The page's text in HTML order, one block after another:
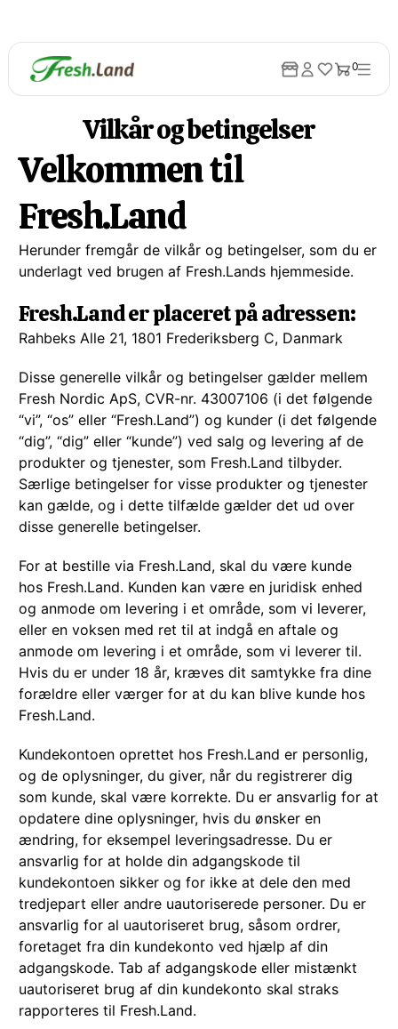
0
Vilkår og betingelser
Velkommen til
Fresh.Land
Herunder fremgår de vilkår og betingelser, som du er
underlagt ved brugen af Fresh.Lands hjemmeside.
Fresh.Land er placeret på adressen:
Rahbeks Alle 21, 1801 Frederiksberg C, Danmark
Disse generelle vilkår og betingelser gælder mellem
Fresh Nordic ApS, CVR-nr. 43007106 (i det følgende
“vi”, “os” eller “Fresh.Land”) og kunder (i det følgende
“dig”, “dig” eller “kunde”) ved salg og levering af de
produkter og tjenester, som Fresh.Land tilbyder.
Særlige betingelser for visse produkter og tjenester
kan gælde, og i dette tilfælde gælder det ud over
disse generelle betingelser.
For at bestille via Fresh.Land, skal du være kunde
hos Fresh.Land. Kunden kan være en juridisk enhed
og anmode om levering i et område, som vi leverer,
eller en voksen med ret til at indgå en aftale og
anmode om levering i et område, som vi leverer til.
Hvis du er under 18 år, kræves dit samtykke fra dine
forældre eller værger for at du kan blive kunde hos
Fresh.Land.
Kundekontoen oprettet hos Fresh.Land er personlig,
og de oplysninger, du giver, når du registrerer dig
som kunde, skal være korrekte. Du er ansvarlig for at
opdatere dine oplysninger, hvis du ønsker en
ændring, for eksempel leveringsadresse. Du er
ansvarlig for at holde din adgangskode til
kundekontoen sikker og for ikke at dele den med
tredjepart eller andre uautoriserede personer. Du er
ansvarlig for al uautoriseret brug, såsom ordrer,
foretaget fra din kundekonto ved hjælp af din
adgangskode. Tab af adgangskode eller mistænkt
uautoriseret brug af din kundekonto skal straks
rapporteres til Fresh.Land.